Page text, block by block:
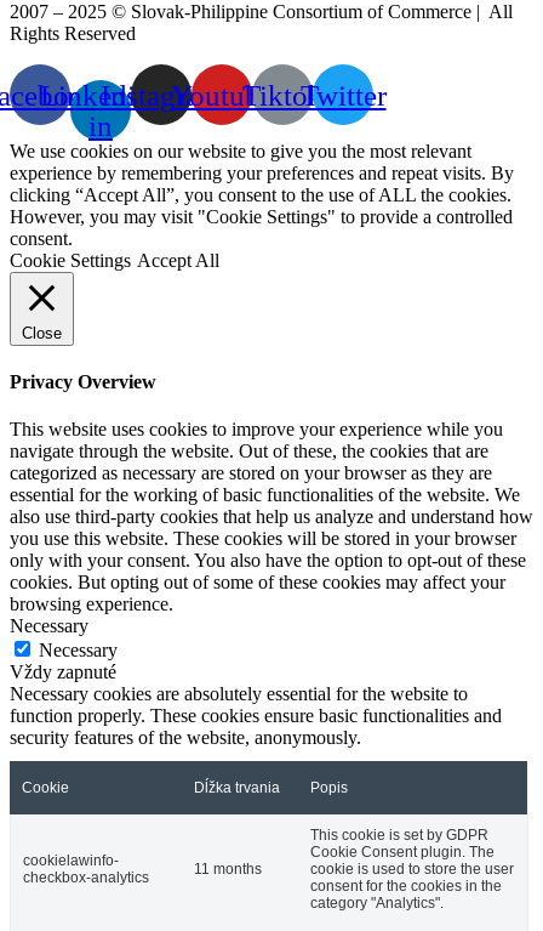
2007 – 2025 © Slovak-Philippine Consortium of Commerce |  All
Rights Reserved
Linkedin-
in
InstagramYoutubeTiktokTwitter
We use cookies on our website to give you the most relevant
experience by remembering your preferences and repeat visits. By
clicking “Accept All”, you consent to the use of ALL the cookies.
However, you may visit "Cookie Settings" to provide a controlled
consent.
Cookie Settings Accept All
Close
Privacy Overview
This website uses cookies to improve your experience while you
navigate through the website. Out of these, the cookies that are
categorized as necessary are stored on your browser as they are
essential for the working of basic functionalities of the website. We
also use third-party cookies that help us analyze and understand how
you use this website. These cookies will be stored in your browser
only with your consent. You also have the option to opt-out of these
cookies. But opting out of some of these cookies may affect your
browsing experience.
Necessary
Necessary
Vždy zapnuté
Necessary cookies are absolutely essential for the website to
function properly. These cookies ensure basic functionalities and
security features of the website, anonymously.
Cookie Dĺžka trvania Popis
cookielawinfo-
checkbox-analytics
11 months
This cookie is set by GDPR
Cookie Consent plugin. The
cookie is used to store the user
consent for the cookies in the
category "Analytics".